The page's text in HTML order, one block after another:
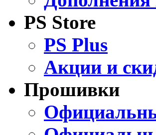
PS Store
PS Plus
Акции и
Прошивки